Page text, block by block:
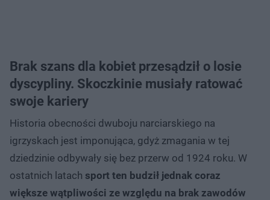
Brak szans dla kobiet przesądził o losie
dyscypliny. Skoczkinie musiały ratować
swoje kariery
Historia obecności dwuboju narciarskiego na
igrzyskach jest imponująca, gdyż zmagania w tej
dziedzinie odbywały się bez przerw od 1924 roku. W
ostatnich latach sport ten budził jednak coraz
większe wątpliwości ze względu na brak zawodów